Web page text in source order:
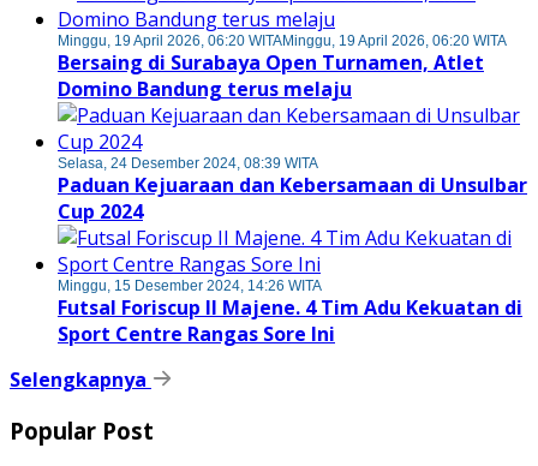
Minggu, 19 April 2026, 06:20 WITAMinggu, 19 April 2026, 06:20 WITA
Bersaing di Surabaya Open Turnamen, Atlet
Domino Bandung terus melaju
Selasa, 24 Desember 2024, 08:39 WITA
Paduan Kejuaraan dan Kebersamaan di Unsulbar
Cup 2024
Minggu, 15 Desember 2024, 14:26 WITA
Futsal Foriscup II Majene. 4 Tim Adu Kekuatan di
Sport Centre Rangas Sore Ini
Selengkapnya
Popular Post